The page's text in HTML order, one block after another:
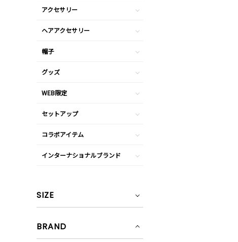
アクセサリー
ヘアアクセサリー
帽子
グッズ
WEB限定
セットアップ
コラボアイテム
インターナショナルブランド
SIZE
BRAND